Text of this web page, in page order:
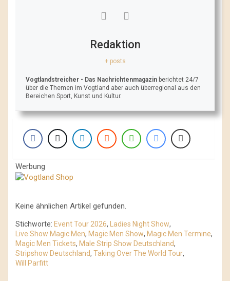
Redaktion
+ posts
Vogtlandstreicher - Das Nachrichtenmagazin berichtet 24/7
über die Themen im Vogtland aber auch überregional aus den
Bereichen Sport, Kunst und Kultur.
Werbung
Keine ähnlichen Artikel gefunden.
Stichworte: Event Tour 2026, Ladies Night Show,
Live Show Magic Men, Magic Men Show, Magic Men Termine,
Magic Men Tickets, Male Strip Show Deutschland,
Stripshow Deutschland, Taking Over The World Tour,
Will Parfitt